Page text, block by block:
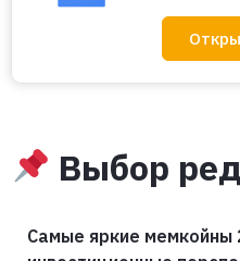
Выбор
Самые яркие мемкойны